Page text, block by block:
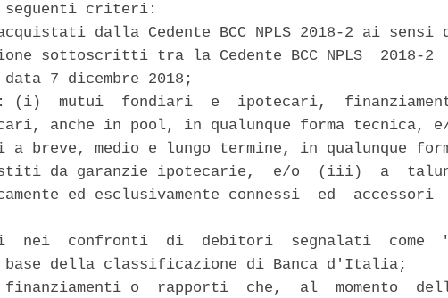
i seguenti criteri:
dalla Cedente BCC NPLS 2018-2 ai sensi
sottoscritti tra la Cedente BCC NPLS  2018-2
7 dicembre 2018;
(i)  mutui  fondiari  e  ipotecari,
anche in pool, in qualunque forma tecnica,
breve, medio e lungo termine, in qualunque
da garanzie ipotecarie,  e/o  (iii)  a
ed esclusivamente connessi  ed  accessori
nei  confronti  di  debitori  segnalati  come
base della classificazione di Banca d'Italia;
o  rapporti  che,  al  momento